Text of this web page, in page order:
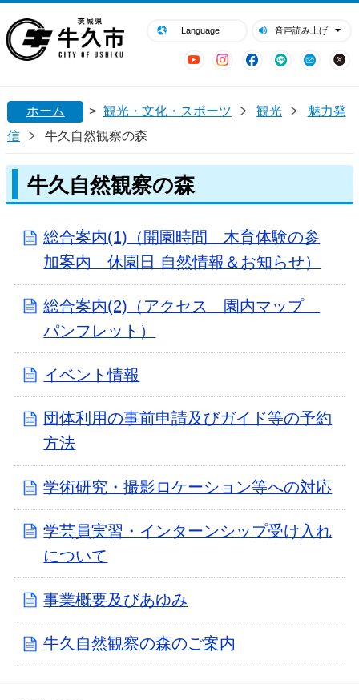
Language 音声読み上げ
YouTubeInstagram
Facebook
LINE Mail
閉じる
ホーム > 観光・文化・スポーツ 観光
魅力発
信
牛久自然観察の森
牛久自然観察の森
総合案内(1)（開園時間 木育体験の参
加案内 休園日 自然情報＆お知らせ）
総合案内(2)（アクセス 園内マップ
パンフレット）
イベント情報
団体利用の事前申請及びガイド等の予約
方法
学術研究・撮影ロケーション等への対応
学芸員実習・インターンシップ受け入れ
について
事業概要及びあゆみ
牛久自然観察の森のご案内